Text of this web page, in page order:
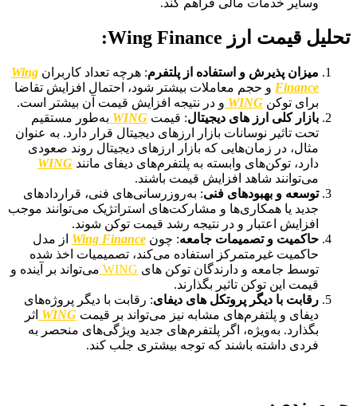
وسایر خدمات مالی فراهم کند.
تحلیل قیمت ارز Wing Finance:
میزان پذیرش و استفاده از پلتفرم: هرچه تعداد کاربران Wing
Finance و حجم معاملات بیشتر شود، احتمال افزایش تقاضا
برای توکن WING و در نتیجه افزایش قیمت آن بیشتر است.
بازار کلی ارز های دیجیتال: قیمت WING به‌طور مستقیم
تحت تاثیر نوسانات بازار ارز‌های دیجیتال قرار دارد. به عنوان
مثال، در زمان‌هایی که بازار ارز‌های دیجیتال روند صعودی
دارد، توکن‌های وابسته به پلتفرم‌های دیفای مانند WING
می‌توانند شاهد افزایش قیمت باشند.
توسعه و بهبود‌های فنی: به‌روزرسانی‌های فنی، قراردادهای
جدید یا همکاری‌ها و مشارکت‌های استراتژیک می‌توانند موجب
افزایش اعتبار و در نتیجه رشد قیمت توکن شوند.
حاکمیت و تصمیمات جامعه: چون Wing Finance از مدل
حاکمیت غیر‌متمرکز استفاده می‌کند، تصمیمیات اخذ شده
توسط جامعه و دارندگان توکن های WING می‌تواند بر آینده و
قیمت این توکن تاثیر بگذارند.
رقابت با دیگر پروتکل های دیفای: رقابت با دیگر پروژه‌های
دیفای و پلتفرم‌های مشابه نیز می‌تواند بر قیمت WING اثر
بگذارد. به‌ویژه، اگر پلتفرم‌های جدید ویژگی‌های منحصر به
فردی داشته باشند که توجه بیشتری جلب کند.